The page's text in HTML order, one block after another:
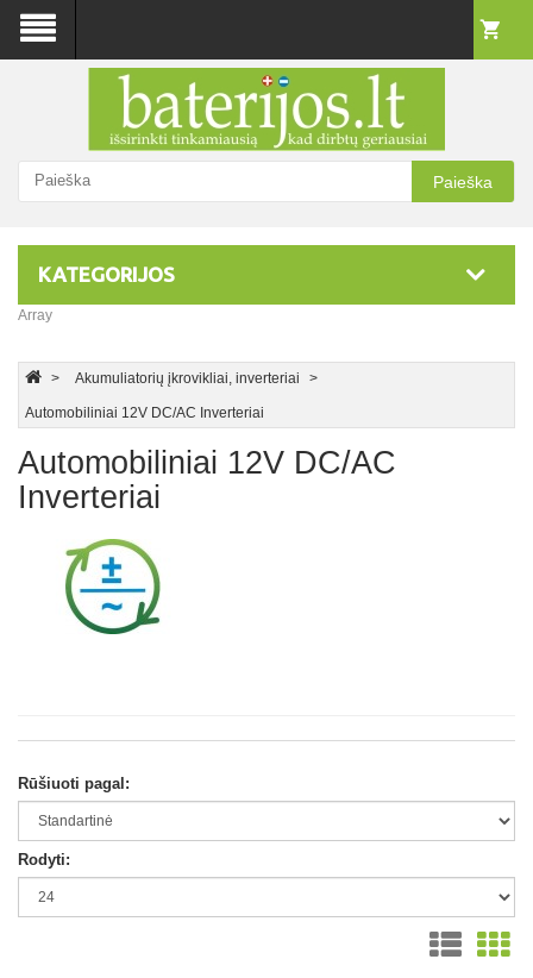
Paieška
KATEGORIJOS
Array
Akumuliatorių įkrovikliai, inverteriai
Automobiliniai 12V DC/AC Inverteriai
Automobiliniai 12V DC/AC
Inverteriai
Rūšiuoti pagal:
Rodyti: